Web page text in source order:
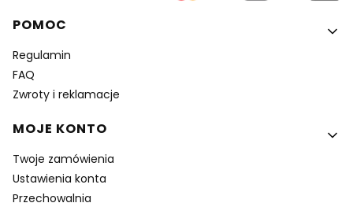
Linki w stopce
POMOC
Regulamin
FAQ
Zwroty i reklamacje
MOJE KONTO
Twoje zamówienia
Ustawienia konta
Przechowalnia